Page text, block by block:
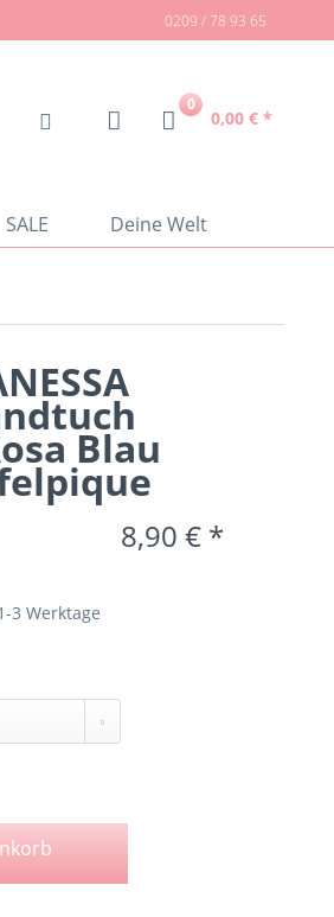
0209 / 78 93 65
0
0,00 € *
SALE Deine Welt
Blau
8,90 € *
3 Werktage